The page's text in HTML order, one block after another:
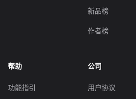
新品榜
作者榜
帮助
功能指引
公司
用户协议